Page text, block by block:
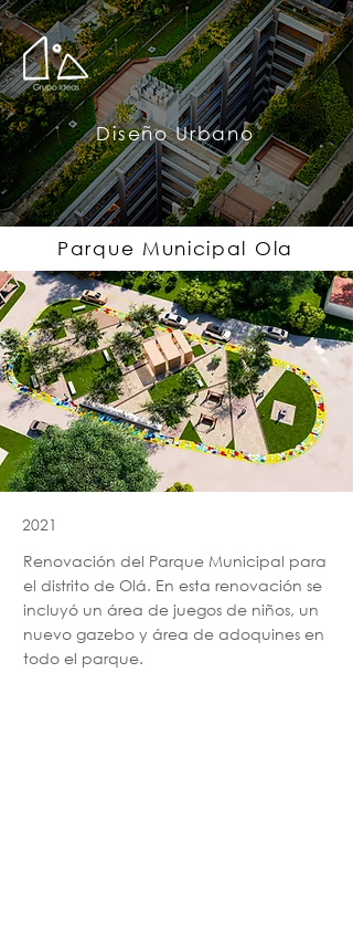
Diseño Urbano
Parque Municipal Ola
2021
Renovación del Parque Municipal para
el distrito de Olá. En esta renovación se
incluyó un área de juegos de niños, un
nuevo gazebo y área de adoquines en
todo el parque.